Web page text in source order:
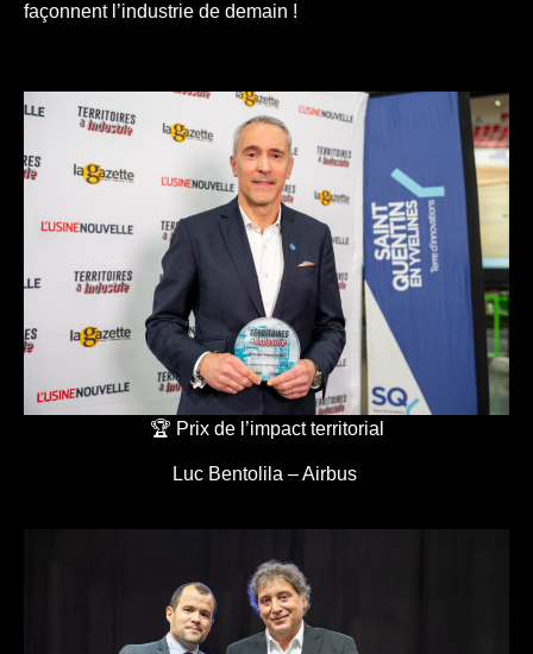
façonnent l’industrie de demain !
🏆 Prix de l’impact territorial
Luc Bentolila – Airbus